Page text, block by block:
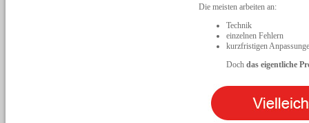
Die meisten arbeiten an:
Technik
einzelnen Fehlern
kurzfristigen
Doch das eigentliche